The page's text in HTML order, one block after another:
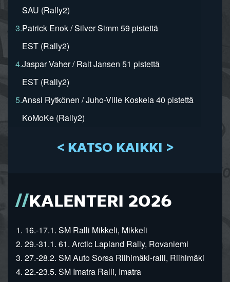
SAU (Rally2)
3.Patrick Enok / Silver Simm 59 pistettä
EST (Rally2)
4.Jaspar Vaher / Rait Jansen 51 pistettä
EST (Rally2)
5.Anssi Rytkönen / Juho-Ville Koskela 40 pistettä
KoMoKe (Rally2)
< KATSO KAIKKI >
KALENTERI 2026
1. 16.-17.1. SM Ralli Mikkeli, Mikkeli
2. 29.-31.1. 61. Arctic Lapland Rally, Rovaniemi
3. 27.-28.2. SM Auto Sorsa Riihimäki-ralli, Riihimäki
4. 22.-23.5. SM Imatra Ralli, Imatra